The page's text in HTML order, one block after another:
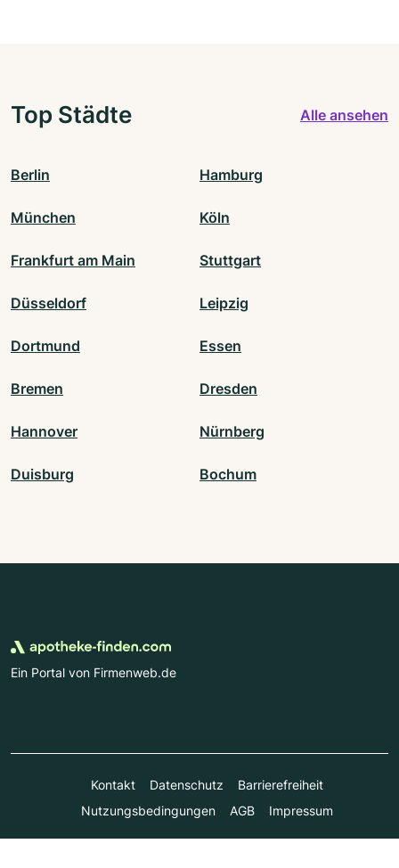
Top Städte Alle ansehen
Berlin Hamburg
München Köln
Frankfurt am Main Stuttgart
Düsseldorf Leipzig
Dortmund Essen
Bremen Dresden
Hannover Nürnberg
Duisburg Bochum
Ein Portal von Firmenweb.de
Kontakt Datenschutz
Barrierefreiheit
Nutzungsbedingungen
AGB Impressum